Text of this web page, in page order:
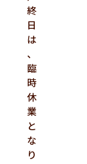
終
日
は
、
臨
時
休
業
と
な
り